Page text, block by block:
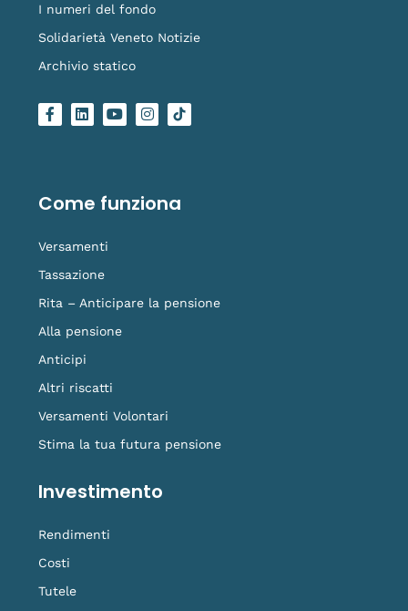
I numeri del fondo
Solidarietà Veneto Notizie
Archivio statico
F
a
o
k
L
i
i
n
Y
o
e
I
n
r
a
L
o
i
k
Come funziona
Versamenti
Tassazione
Rita – Anticipare la pensione
Alla pensione
Anticipi
Altri riscatti
Versamenti Volontari
Stima la tua futura pensione
Investimento
Rendimenti
Costi
Tutele